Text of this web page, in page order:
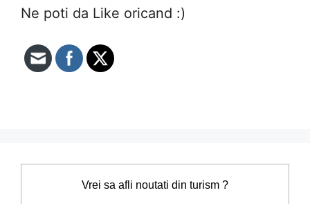
Ne poti da Like oricand :)
Vrei sa afli noutati din turism ?